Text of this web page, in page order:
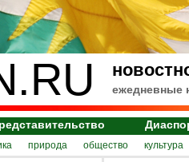
ежедневные
природа общество культура